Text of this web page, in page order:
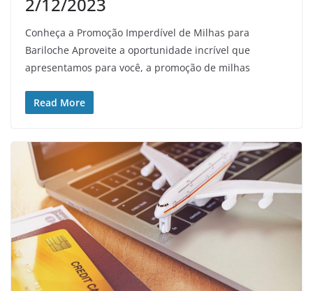
Conheça a Promoção Imperdível de Milhas para
Bariloche Aproveite a oportunidade incrível que
apresentamos para você, a promoção de milhas
Read More